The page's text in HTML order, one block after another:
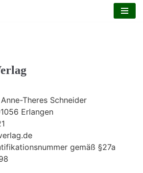
Anne-Theres Schneider
Erlangen
gemäß §27a